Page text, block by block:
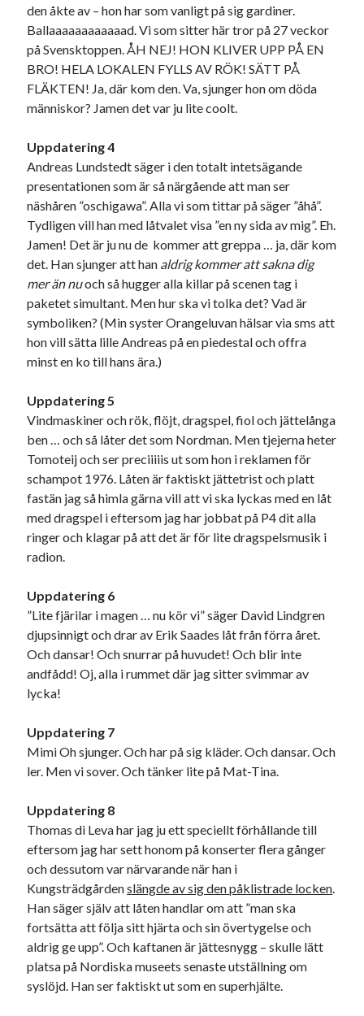
Swish: 070-8885542
den åkte av – hon har som vanligt på sig gardiner.
Ballaaaaaaaaaaaad. Vi som sitter här tror på 27 veckor
på Svensktoppen. ÅH NEJ! HON KLIVER UPP PÅ EN
BRO! HELA LOKALEN FYLLS AV RÖK! SÄTT PÅ
FLÄKTEN! Ja, där kom den. Va, sjunger hon om döda
människor? Jamen det var ju lite coolt.
Uppdatering 4
Andreas Lundstedt säger i den totalt intetsägande
presentationen som är så närgående att man ser
näshåren ”oschigawa”. Alla vi som tittar på säger ”åhå”.
Tydligen vill han med låtvalet visa ”en ny sida av mig”. Eh.
Jamen! Det är ju nu de kommer att greppa … ja, där kom
det. Han sjunger att han aldrig kommer att sakna dig
mer än nuoch så hugger alla killar på scenen tag i
paketet simultant. Men hur ska vi tolka det? Vad är
symboliken? (Min syster Orangeluvan hälsar via sms att
hon vill sätta lille Andreas på en piedestal och offra
minst en ko till hans ära.)
Uppdatering 5
Vindmaskiner och rök, flöjt, dragspel, fiol och jättelånga
ben … och så låter det som Nordman. Men tjejerna heter
Tomoteij och ser preciiiiis ut som hon i reklamen för
schampot 1976. Låten är faktiskt jättetrist och platt
fastän jag så himla gärna vill att vi ska lyckas med en låt
med dragspel i eftersom jag har jobbat på P4 dit alla
ringer och klagar på att det är för lite dragspelsmusik i
radion.
Uppdatering 6
”Lite fjärilar i magen … nu kör vi” säger David Lindgren
djupsinnigt och drar av Erik Saades låt från förra året.
Och dansar! Och snurrar på huvudet! Och blir inte
andfådd! Oj, alla i rummet där jag sitter svimmar av
lycka!
Uppdatering 7
Mimi Oh sjunger. Och har på sig kläder. Och dansar. Och
ler. Men vi sover. Och tänker lite på Mat-Tina.
Uppdatering 8
Thomas di Leva har jag ju ett speciellt förhållande till
eftersom jag har sett honom på konserter flera gånger
och dessutom var närvarande när han i
Kungsträdgårdenslängde av sig den påklistrade locken.
Han säger själv att låten handlar om att ”man ska
fortsätta att följa sitt hjärta och sin övertygelse och
aldrig ge upp”. Och kaftanen är jättesnygg – skulle lätt
platsa på Nordiska museets senaste utställning om
syslöjd. Han ser faktiskt ut som en superhjälte.